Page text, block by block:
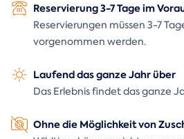
Reservierung 3-7 Tage im
Reservierungen müssen 3-7
vorgenommen werden.
Laufend das ganze Jahr über
Das Erlebnis findet das ganze
Ohne die Möglichkeit von